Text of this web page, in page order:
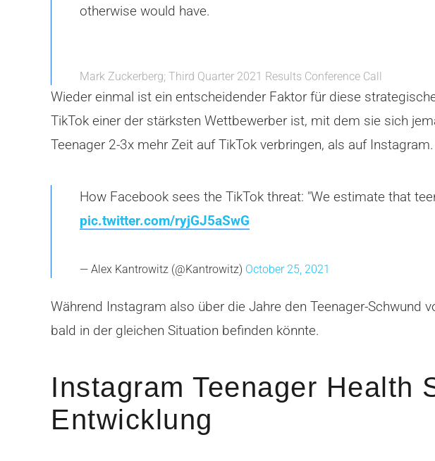
otherwise would have.
Mark Zuckerberg; Third Quarter 2021 Results Conference Call
Wieder einmal ist ein entscheidender Faktor für diese
TikTok einer der stärksten Wettbewerber ist, mit dem sie sich
Teenager 2-3x mehr Zeit auf TikTok verbringen, als auf Instagram.
How Facebook sees the TikTok threat: "We estimate that
pic.twitter.com/ryjGJ5aSwG
— Alex Kantrowitz (@Kantrowitz) October 25, 2021
Während Instagram also über die Jahre den Teenager-
bald in der gleichen Situation befinden könnte.
Instagram Teenager Health
Entwicklung